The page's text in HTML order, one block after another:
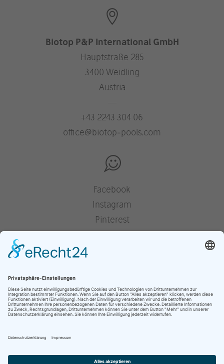
Biotop P&P International GmbH
Hauptstraße 285
3400 Weidling
Austria
—
+43 2243 304 06
office@biotop-pools.com
Facebook
Instagram
Pinterest
Houzz
Presse